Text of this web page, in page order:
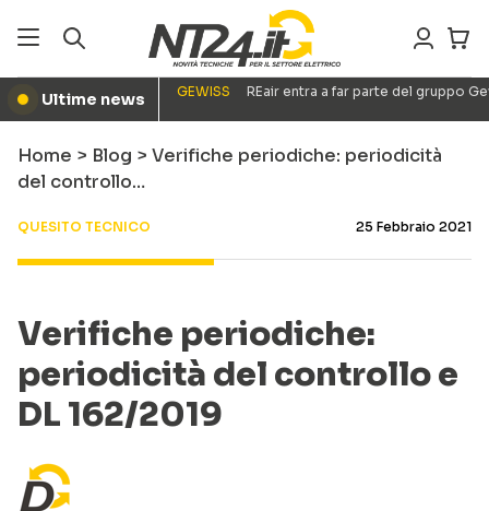
● Ultime news GEWISS REair entra a far parte del gruppo
Home > Blog > Verifiche periodiche: periodicità
del controllo…
QUESITO TECNICO 25 Febbraio 2021
Verifiche periodiche:
periodicità del controllo e
DL 162/2019